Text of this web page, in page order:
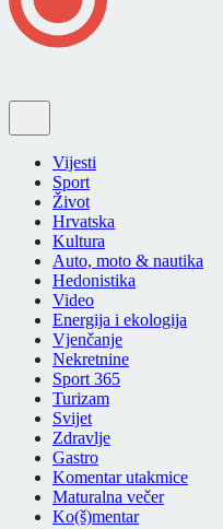
Vijesti
Sport
Život
Hrvatska
Kultura
Auto, moto & nautika
Hedonistika
Video
Energija i ekologija
Vjenčanje
Nekretnine
Sport 365
Turizam
Svijet
Zdravlje
Gastro
Komentar utakmice
Maturalna večer
Ko(š)mentar